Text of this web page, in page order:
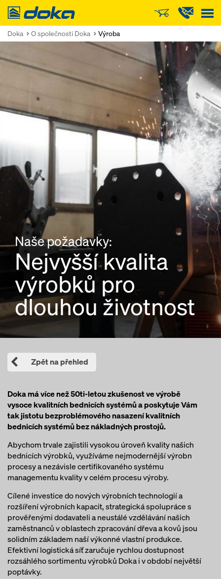
Doka
Doka O společnosti Doka Výroba
Naše požadavky:
Nejvyšší kvalita
výrobků pro
dlouhou životnost
Zpět na přehled
Doka má více než 50ti-letou zkušenost ve výrobě
vysoce kvalitních bednicích systémů a poskytuje Vám
tak jistotu bezproblémového nasazení kvalitních
bednicích systémů bez nákladných prostojů.
Abychom trvale zajistili vysokou úroveň kvality našich
bednicích výrobků, využíváme nejmodernější výrobn
procesy a nezávisle certifikovaného systému
managementu kvality v celém procesu výroby.
Cílené investice do nových výrobních technologií a
rozšíření výrobních kapacit, strategická spolupráce s
prověřenými dodavateli a neustálé vzdělávání našich
zaměstnanců v oblastech zpracování dřeva a kovů jsou
solidním základem naší výkonné vlastní produkce.
Efektivní logistická síť zaručuje rychlou dostupnost
rozsáhlého sortimentu výrobků Doka i v období největší
poptávky.